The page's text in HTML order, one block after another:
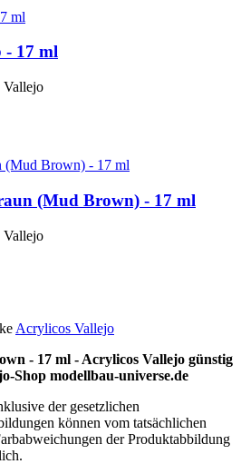
- 17 ml
(Mud Brown) - 17 ml
Acrylicos Vallejo
- 17 ml - Acrylicos Vallejo günstig
Shop modellbau-universe.de
der gesetzlichen
können vom tatsächlichen
der Produktabbildung